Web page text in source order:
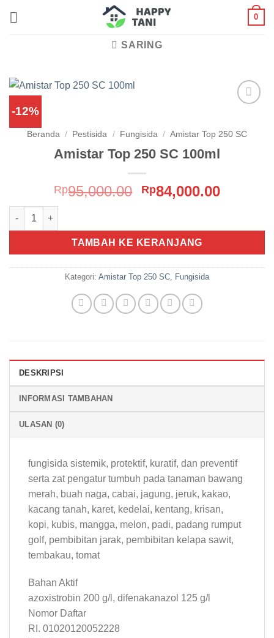
0
SARING
-12%
Beranda / Pestisida / Fungisida / Amistar Top 250 SC
Amistar Top 250 SC 100ml
Rp95,000.00 Harga
Rp95,000.00.
Rp84,000.00Harga
adalah:
Kuantitas Amistar Top 250 SC 100ml
TAMBAH KE KERANJANG
Kategori: Amistar Top 250 SC Fungisida
DESKRIPSI
INFORMASI TAMBAHAN
ULASAN (0)
fungisida sistemik, protektif, kuratif, dan preventif
serta zat pengatur tumbuh pada tanaman bawang
merah, buah naga, cabai, jagung, jeruk, kakao,
kacang tanah, karet, kedelai, kentang, krisan,
kopi, kubis, mangga, melon, padi, padang rumput
golf, pembibitan jarak, pembibitan kelapa sawit,
tembakau, tomat
Bahan Aktif
azoxistrobin 200 g/l, difenakanazol 125 g/l
Nomor Daftar
RI. 01020120052228